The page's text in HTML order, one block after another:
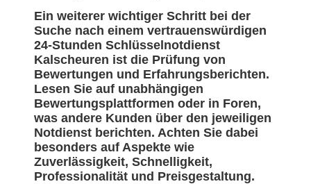
Ein weiterer wichtiger Schritt bei der
Suche nach einem vertrauenswürdigen
24-Stunden Schlüsselnotdienst
Kalscheuren ist die Prüfung von
Bewertungen und Erfahrungsberichten.
Lesen Sie auf unabhängigen
Bewertungsplattformen oder in Foren,
was andere Kunden über den jeweiligen
Notdienst berichten. Achten Sie dabei
besonders auf Aspekte wie
Zuverlässigkeit, Schnelligkeit,
Professionalität und Preisgestaltung.